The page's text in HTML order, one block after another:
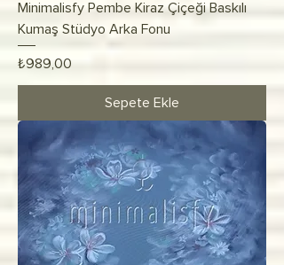
Minimalisfy Pembe Kiraz Çiçeği Baskılı
Kumaş Stüdyo Arka Fonu
Fiyat
₺989,00
Sepete Ekle